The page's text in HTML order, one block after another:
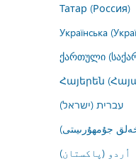
Татар (Россия)
Українська
ქართული
Հայերեն
עברית (ישראל)
جۇمھۇرىيىتى)
اُردو (پاکستان)